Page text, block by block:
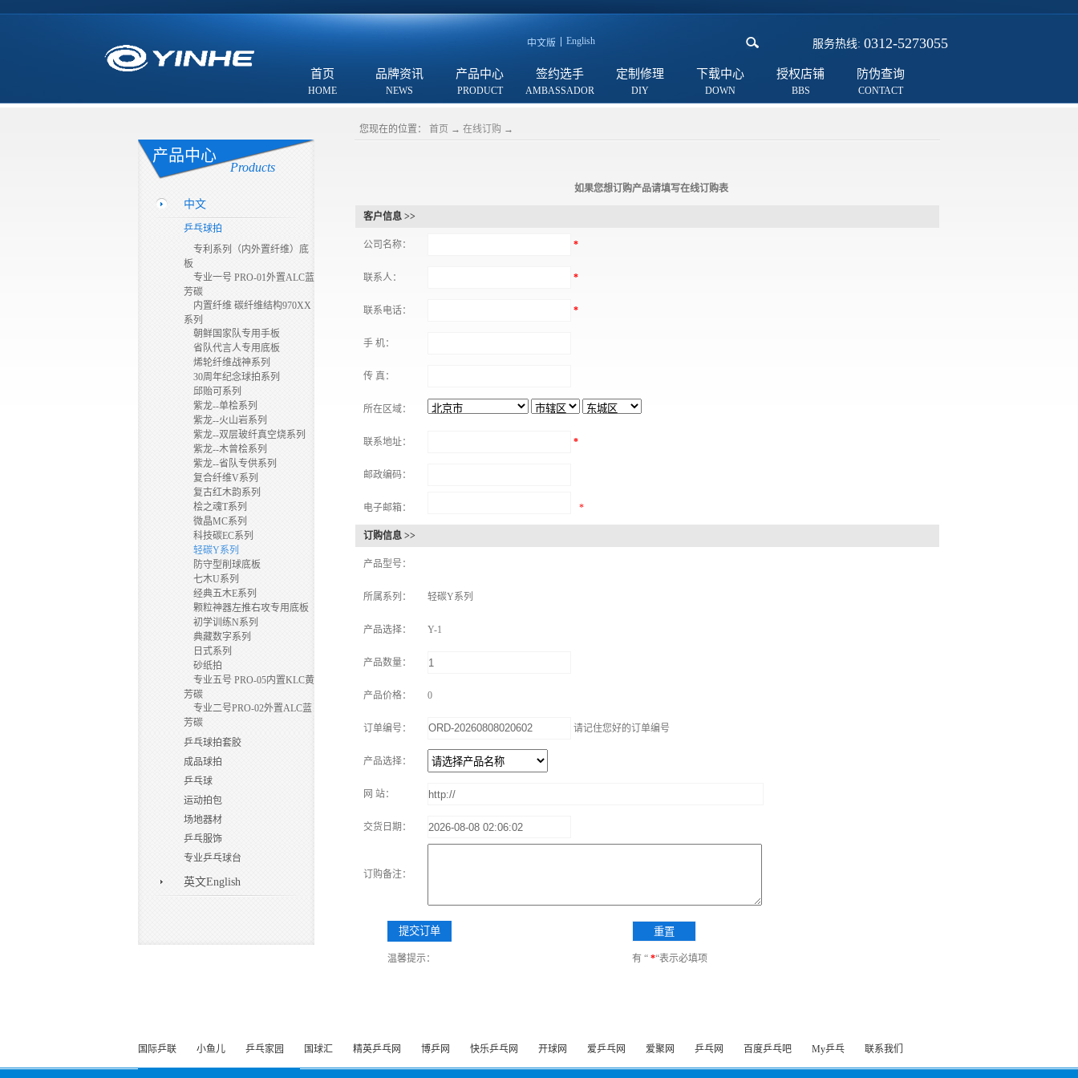
中文版 English 服务热线: 0312-5273055
首页 品牌资讯 产品中心 签约选手 定制修理 下载中心 授权店铺 防伪查询
产品中心
Products
中文
乒乓球拍
专利系列（内外置纤维）底
板
专业一号 PRO-01外置ALC蓝
芳碳
内置纤维 碳纤维结构970XX
系列
朝鲜国家队专用手板
省队代言人专用底板
烯轮纤维战神系列
30周年纪念球拍系列
邱贻可系列
紫龙--单桧系列
紫龙--火山岩系列
紫龙--双层玻纤真空烧系列
紫龙--木曾桧系列
紫龙--省队专供系列
复合纤维V系列
复古红木韵系列
桧之魂T系列
微晶MC系列
科技碳EC系列
轻碳Y系列
防守型削球底板
七木U系列
经典五木E系列
颗粒神器左推右攻专用底板
初学训练N系列
典藏数字系列
日式系列
砂纸拍
专业五号 PRO-05内置KLC黄
芳碳
专业二号PRO-02外置ALC蓝
芳碳
乒乓球拍套胶
成品球拍
乒乓球
运动拍包
场地器材
乒乓服饰
专业乒乓球台
英文English
您现在的位置： 首页 → 在线订购 →
如果您想订购产品请填写在线订购表
客户信息 >>
公司名称： *
联系人： *
联系电话： *
手 机：
传 真：
所在区域：
联系地址： *
邮政编码：
电子邮箱： *
订购信息 >>
产品型号：
所属系列： 轻碳Y系列
产品选择： Y-1
产品数量：
产品价格： 0
订单编号： 请记住您好的订单编号
产品选择：
网 站：
交货日期：
订购备注：
温馨提示： 有 “ *“表示必填项
国际乒联 小鱼儿 乒乓家园 国球汇 精英乒乓网 博乒网 快乐乒乓网 开球网 爱乒乓网 爱聚网 乒乓网 百度乒乓吧 My乒乓 联系我们